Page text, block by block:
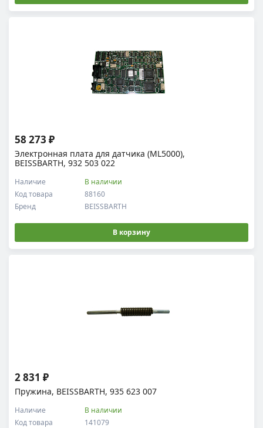
Электронная плата для датчика (ML5000),
BEISSBARTH, 932 503 022
Код товара 88160
Наличие В наличии
Бренд BEISSBARTH
58 273 ₽
В корзину
Пружина, BEISSBARTH, 935 623 007
Код товара 141079
Наличие В наличии
2 831 ₽